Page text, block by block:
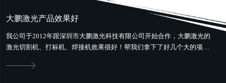
大鹏激光产品效果好
我公司于2012年跟深圳市大鹏激光科技有限公司开始合作，大鹏激光的
激光切割机、打标机、焊接机效果很好！帮我们拿下了好几个大的项